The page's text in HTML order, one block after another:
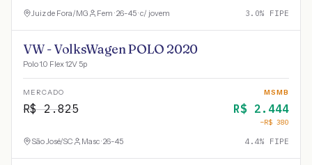
Juiz de Fora/MG Fem · 26-45 · c/ jovem 3.0% FIPE
VW - VolksWagen POLO 2020
Polo 1.0 Flex 12V 5p
MERCADO
R$2.825
MSMB
R$ 2.444
−R$ 380
São José/SC Masc · 26-45 4.4% FIPE